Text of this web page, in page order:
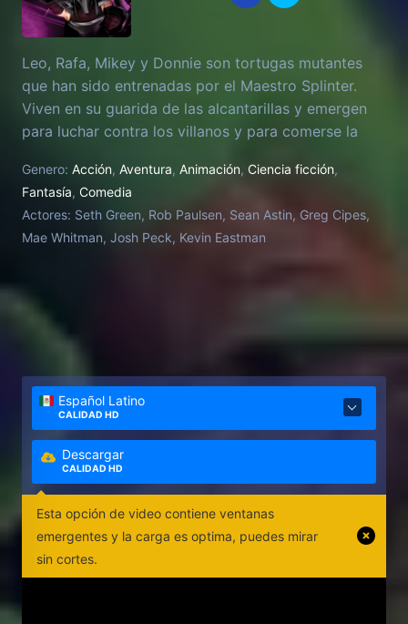
Leo, Rafa, Mikey y Donnie son tortugas mutantes
que han sido entrenadas por el Maestro Splinter.
Viven en su guarida de las alcantarillas y emergen
para luchar contra los villanos y para comerse la
Genero: Acción, Aventura, Animación, Ciencia ficción,
Fantasía, Comedia
Actores: Seth Green, Rob Paulsen, Sean Astin, Greg Cipes,
Mae Whitman, Josh Peck, Kevin Eastman
Español Latino
CALIDAD HD
Descargar
CALIDAD HD
Esta opción de video contiene ventanas
emergentes y la carga es optima, puedes mirar
sin cortes.